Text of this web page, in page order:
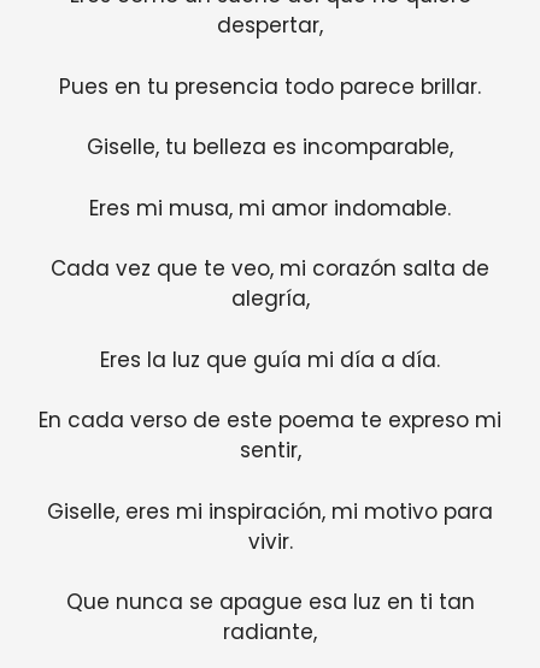
despertar,
Pues en tu presencia todo parece brillar.
Giselle, tu belleza es incomparable,
Eres mi musa, mi amor indomable.
Cada vez que te veo, mi corazón salta de
alegría,
Eres la luz que guía mi día a día.
En cada verso de este poema te expreso mi
sentir,
Giselle, eres mi inspiración, mi motivo para
vivir.
Que nunca se apague esa luz en ti tan
radiante,